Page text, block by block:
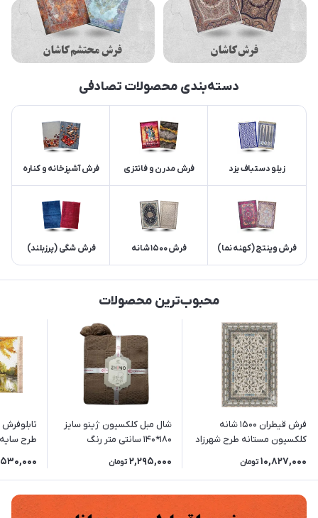
دسته‌بندی محصولات تصادفی
زیلو دستباف یزد فرش مدرن و فانتزی فرش آشپزخانه و کناره
فرش وینتج (کهنه نما) فرش 1500 شانه فرش شگی (پرزبلند)
محبوب‌ترین محصولات
فرش قیطران 1500 شانه
کلکسیون مستانه طرح شهرزاد
(رنگبندی متنوع)
10,827,000 تومان
شال مبل کلکسیون ژینو سایز
180*140 سانتی متر رنگ
نسکافه ای
2,295,000 تومان
طرح سایه